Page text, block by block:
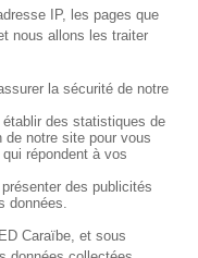
en ligne et
facturées
POUR LE
des éventuelles
fait chaque début
la facture avec les